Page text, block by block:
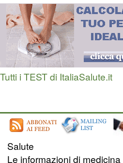
Tutti i TEST di ItaliaSalute.it
Salute
Le informazioni di